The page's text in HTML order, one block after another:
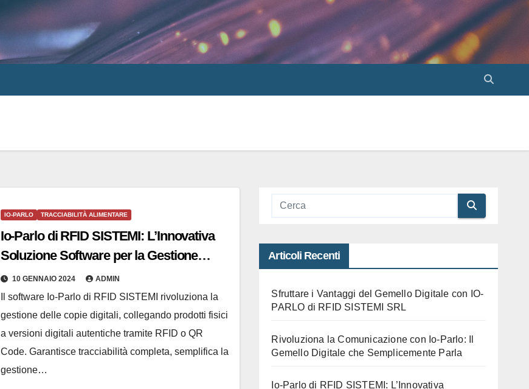
IO-PARLO TRACCIABILITÀ ALIMENTARE
Io-Parlo di RFID SISTEMI: L’Innovativa
Soluzione Software per la Gestione
Intelligente delle Copie Digitali
10 GENNAIO 2024 ADMIN
Il software Io-Parlo di RFID SISTEMI rivoluziona la
gestione delle copie digitali, collegando prodotti fisici
a versioni digitali autentiche tramite RFID o QR
Code. Garantisce tracciabilità completa, semplifica la
gestione…
Articoli Recenti
Sfruttare i Vantaggi del Gemello Digitale con IO-
PARLO di RFID SISTEMI SRL
Rivoluziona la Comunicazione con Io-Parlo: Il
Gemello Digitale che Semplicemente Parla
Io-Parlo di RFID SISTEMI: L’Innovativa